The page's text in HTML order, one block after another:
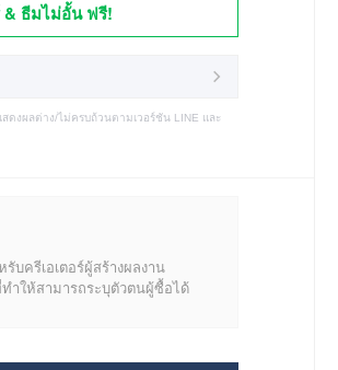
& ธีมไม่อั้น ฟรี!
ดงผลต่าง/ไม่ครบถ้วนตามเวอร์ชัน LINE และ
บครีเอเตอร์ผู้สร้างผลงาน
ำให้สามารถระบุตัวตนผู้ซื้อได้